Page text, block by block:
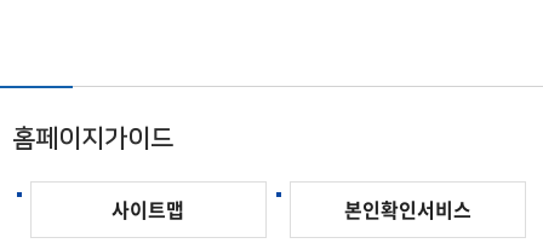
홈페이지가이드
사이트맵 본인확인서비스